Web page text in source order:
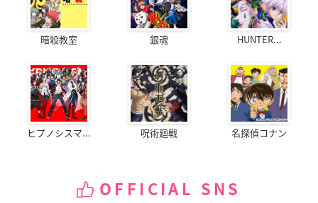
暗殺教室 銀魂 HUNTER...
ヒプノシスマ... 呪術廻戦 名探偵コナン
OFFICIAL SNS